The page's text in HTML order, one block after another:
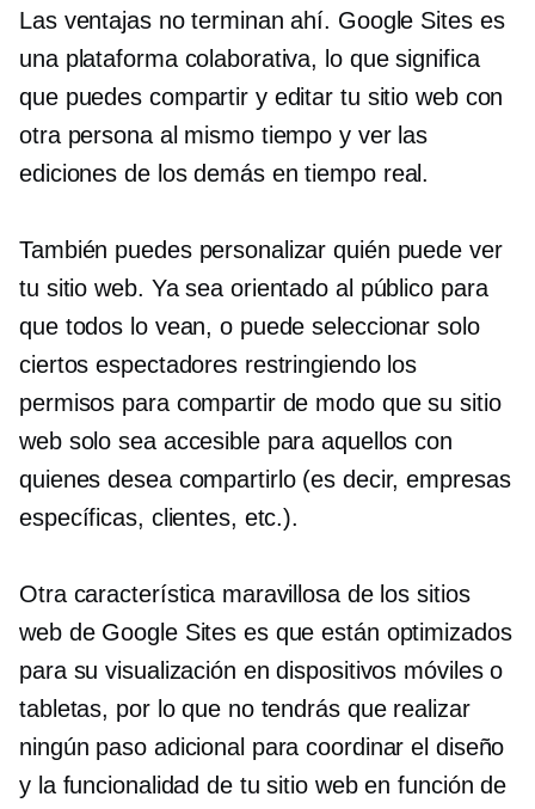
Las ventajas no terminan ahí. Google Sites es
una plataforma colaborativa, lo que significa
que puedes compartir y editar tu sitio web con
otra persona al mismo tiempo y ver las
ediciones de los demás entiempo real.
También puedes personalizar quién puede ver
tu sitio web. Ya sea orientado al públicopara
que todos lo vean, o puede seleccionar solo
ciertos espectadores restringiendo los
permisos para compartir de modo que su sitio
web solo sea accesible para aquellos con
quienes desea compartirlo (es decir, empresas
específicas, clientes, etc.).
Otra característica maravillosa de los sitios
web de Google Sites es que están optimizados
para su visualización en dispositivos móviles o
tabletas, por lo que no tendrás que realizar
ningún paso adicional para coordinar el diseño
y la funcionalidad de tu sitio web en función de